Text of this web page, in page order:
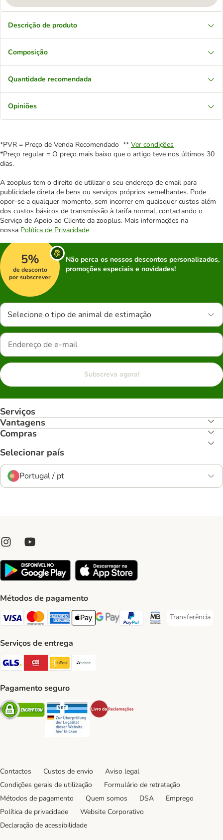
Descrição de produto
Composição
Quantidade recomendada
Opiniões
*PVR = Preço de Venda Recomendado ** Ver condições
*Preço regular = O preço mais baixo que o artigo teve nos últimos 30
dias.
A zooplus tem o direito de utilizar o seu endereço de email para
publicidade direta de bens ou serviços próprios semelhantes. Pode
opor-se a qualquer momento, sem incorrer em quaisquer custos além
dos custos básicos de transmissão à tarifa normal, contactando o
Serviço de Apoio ao Cliente da zooplus. Mais informações na
nossa Política de Privacidade
5%
de desconto
por subscrever
Não perca os nossos descontos personalizados,
promoções especiais e novidades!
Selecione o tipo de animal de estimação
Subscreva agora!
Serviços
Vantagens
Compras
Selecionar país
Portugal / pt
Métodos de pagamento
Visa Payment Method
Mastercard Payment Method
American Express Payment Method
Apple Pay Payment Method
Google Pay Payment Method
PayPal Payment Method
Multibanco Payment
Transferência
Transferência
Serviços de entrega
GLS Shipping Method
CTTExpress Shipping Method
InPost Shipping Method
Pagamento seguro
Security Security
Contactos Custos de envio
Aviso legal
Condições gerais de utilização
Formulário de retratação
Métodos de pagamento
Quem somos DSA
Emprego
Política de privacidade
Website Corporativo
Declaração de acessibilidade